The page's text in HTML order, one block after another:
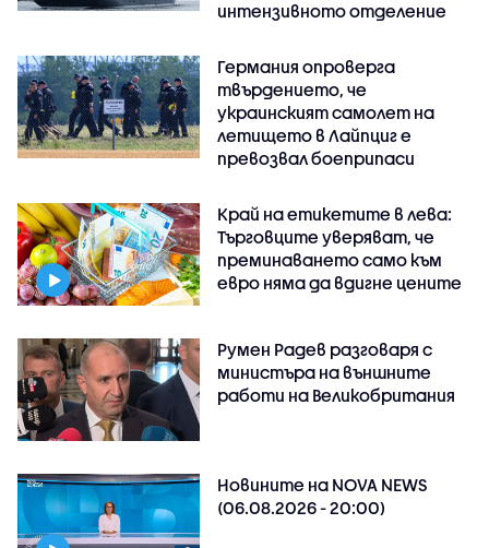
интензивното отделение
Германия опроверга
твърдението, че
украинският самолет на
летището в Лайпциг е
превозвал боеприпаси
Край на етикетите в лева:
Търговците уверяват, че
преминаването само към
евро няма да вдигне цените
Румен Радев разговаря с
министъра на външните
работи на Великобритания
Новините на NOVA NEWS
(06.08.2026 - 20:00)